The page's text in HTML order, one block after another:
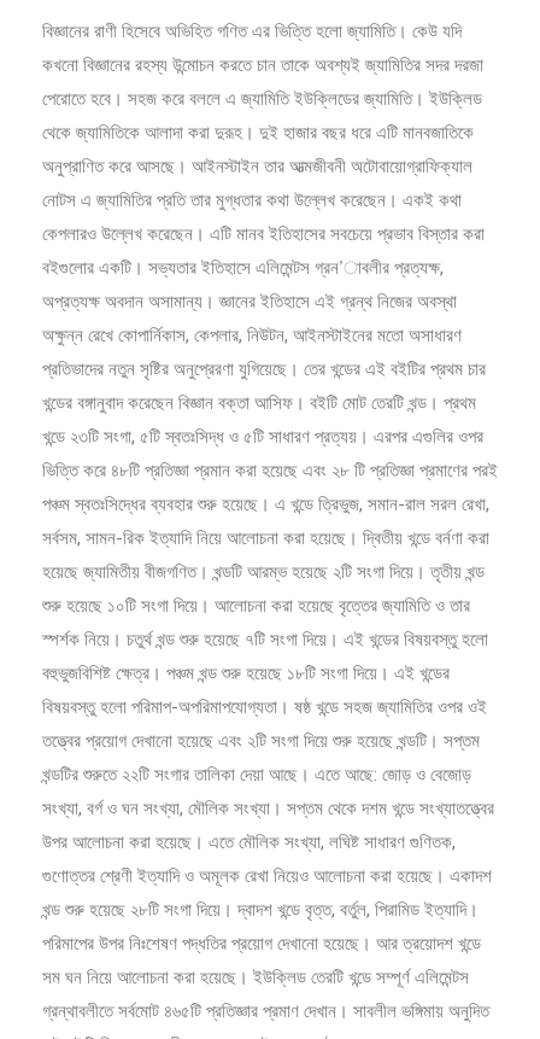
বিজ্ঞানের রাণী হিসেবে অভিহিত গণিত এর ভিত্তি হলো জ্যামিতি। কেউ যদি
কখনো বিজ্ঞানের রহস্য উন্মোচন করতে চান তাকে অবশ্যই জ্যামিতির সদর দরজা
পেরোতে হবে। সহজ করে বললে এ জ্যামিতি ইউক্লিডের জ্যামিতি। ইউক্লিড
থেকে জ্যামিতিকে আলাদা করা দুরূহ। দুই হাজার বছর ধরে এটি মানবজাতিকে
অনুপ্রাণিত করে আসছে। আইনস্টাইন তার আত্মজীবনী অটোবায়োগ্রাফিক্যাল
নোটস এ জ্যামিতির প্রতি তার মুগ্ধতার কথা উল্লেখ করেছেন। একই কথা
কেপলারও উল্লেখ করেছেন। এটি মানব ইতিহাসের সবচেয়ে প্রভাব বিস্তার করা
বইগুলোর একটি। সভ্যতার ইতিহাসে এলিমেন্টস গ্রন’াবলীর প্রত্যক্ষ,
অপ্রত্যক্ষ অবদান অসামান্য। জ্ঞানের ইতিহাসে এই গ্রন্থ নিজের অবস্থা
অক্ষুন্ন রেখে কোপার্নিকাস, কেপলার, নিউটন, আইনস্টাইনের মতো অসাধারণ
প্রতিভাদের নতুন সৃষ্টির অনুপ্রেরণা যুগিয়েছে। তের খন্ডের এই বইটির প্রথম চার
খন্ডের বঙ্গানুবাদ করেছেন বিজ্ঞান বক্তা আসিফ। বইটি মোট তেরটি খন্ড। প্রথম
খন্ডে ২৩টি সংগা, ৫টি স্বতঃসিদ্ধ ও ৫টি সাধারণ প্রত্যয়। এরপর এগুলির ওপর
ভিত্তি করে ৪৮টি প্রতিজ্ঞা প্রমান করা হয়েছে এবং ২৮ টি প্রতিজ্ঞা প্রমাণের পরই
পঞ্চম স্বতঃসিদ্ধের ব্যবহার শুরু হয়েছে। এ খন্ডে ত্রিভুজ, সমান-রাল সরল রেখা,
সর্বসম, সামন-রিক ইত্যাদি নিয়ে আলোচনা করা হয়েছে। দ্বিতীয় খন্ডে বর্নণা করা
হয়েছে জ্যামিতীয় বীজগণিত। খন্ডটি আরম্ভ হয়েছে ২টি সংগা দিয়ে। তৃতীয় খন্ড
শুরু হয়েছে ১০টি সংগা দিয়ে। আলোচনা করা হয়েছে বৃত্তের জ্যামিতি ও তার
স্পর্শক নিয়ে। চতুর্থ খন্ড শুরু হয়েছে ৭টি সংগা দিয়ে। এই খন্ডের বিষয়বস্তু হলো
বহুভুজবিশিষ্ট ক্ষেত্র। পঞ্চম খন্ড শুরু হয়েছে ১৮টি সংগা দিয়ে। এই খন্ডের
বিষয়বস্তু হলো পরিমাপ-অপরিমাপযোগ্যতা। ষষ্ঠ খন্ডে সহজ জ্যামিতির ওপর ওই
তত্ত্বের প্রয়োগ দেখানো হয়েছে এবং ২টি সংগা দিয়ে শুরু হয়েছে খন্ডটি। সপ্তম
খন্ডটির শুরুতে ২২টি সংগার তালিকা দেয়া আছে। এতে আছে: জোড় ও বেজোড়
সংখ্যা, বর্গ ও ঘন সংখ্যা, মৌলিক সংখ্যা। সপ্তম থেকে দশম খন্ডে সংখ্যাতত্ত্বের
উপর আলোচনা করা হয়েছে। এতে মৌলিক সংখ্যা, লঘিষ্ট সাধারণ গুণিতক,
গুণোত্তর শ্রেণী ইত্যাদি ও অমূলক রেখা নিয়েও আলোচনা করা হয়েছে। একাদশ
খন্ড শুরু হয়েছে ২৮টি সংগা দিয়ে। দ্বাদশ খন্ডে বৃত্ত, বর্তুল, পিরামিড ইত্যাদি।
পরিমাপের উপর নিঃশেষণ পদ্ধতির প্রয়োগ দেখানো হয়েছে। আর ত্রয়োদশ খন্ডে
সম ঘন নিয়ে আলোচনা করা হয়েছে। ইউক্লিড তেরটি খন্ডে সম্পূর্ণ এলিমেন্টস
গ্রন্থাবলীতে সর্বমোট ৪৬৫টি প্রতিজ্ঞার প্রমাণ দেখান। সাবলীল ভঙ্গিমায় অনুদিত